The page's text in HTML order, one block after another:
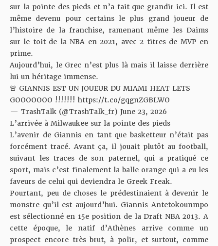
sur la pointe des pieds et n’a fait que grandir ici. Il est
même devenu pour certains le plus grand joueur de
l’histoire de la franchise, ramenant même les Daims
sur le toit de la NBA en 2021, avec 2 titres de MVP en
prime.
Aujourd’hui, le Grec n’est plus là mais il laisse derrière
lui un héritage immense.
🚨 GIANNIS EST UN JOUEUR DU MIAMI HEAT LETS
GOOOOOOO !!!!!!! https://t.co/gqgnZGBLWO
— TrashTalk (@TrashTalk_fr) June 23, 2026
L’arrivée à Milwaukee sur la pointe des pieds
L’avenir de Giannis en tant que basketteur n’était pas
forcément tracé. Avant ça, il jouait plutôt au football,
suivant les traces de son paternel, qui a pratiqué ce
sport, mais c’est finalement la balle orange qui a eu les
faveurs de celui qui deviendra le Greek Freak.
Pourtant, peu de choses le prédestinaient à devenir le
monstre qu’il est aujourd’hui. Giannis Antetokounmpo
est sélectionné en 15e position de la Draft NBA 2013. A
cette époque, le natif d’Athènes arrive comme un
prospect encore très brut, à polir, et surtout, comme